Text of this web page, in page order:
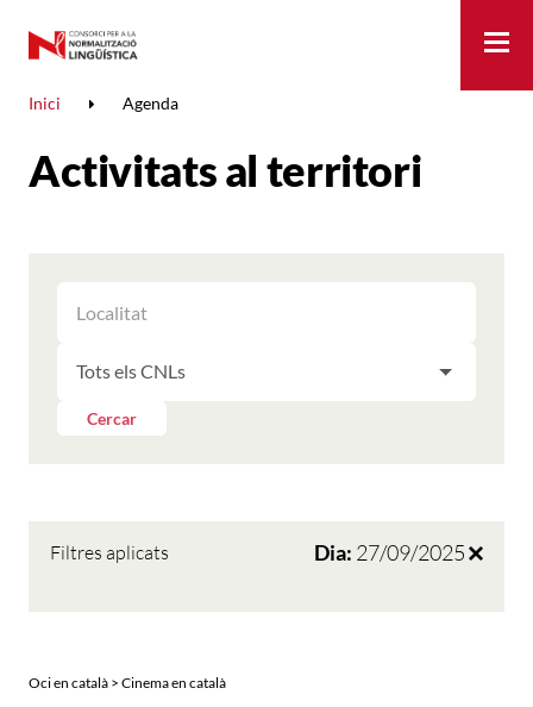
Inici Agenda
Activitats al territori
ELS
RESULTATS
LES
PER
LES
Cercar
Filtres aplicats Dia: 27/09/2025
Oci en català > Cinema en català